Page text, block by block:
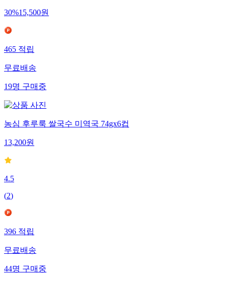
30%15,500원
465적립
무료배송
19명구매중
농심 후루룩 쌀국수 미역국 74gx6컵
13,200원
4.5
(2)
396적립
무료배송
44명구매중